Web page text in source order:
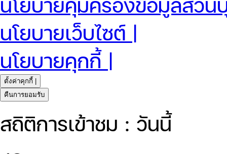
นโยบายเว็บไซต์ |
นโยบายคุกกี้ |
ตั้งค่าคุกกี้ |
คืนการยอมรับ
สถิติการเข้าชม : วันนี้